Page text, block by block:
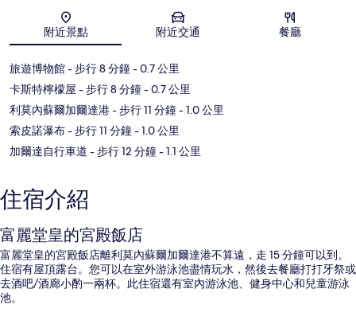
地圖
附近景點 附近交通 餐廳
旅遊博物館- 步行 8 分鐘- 0.7 公里
卡斯特檸檬屋 - 步行 8 分鐘- 0.7 公里
利莫內蘇爾加爾達港- 步行 11 分鐘- 1.0 公里
索皮諾瀑布- 步行 11 分鐘- 1.0 公里
加爾達自行車道 - 步行 12 分鐘- 1.1 公里
住宿介紹
富麗堂皇的宮殿飯店
富麗堂皇的宮殿飯店離利莫內蘇爾加爾達港不算遠，走 15 分鐘可以到。
住宿有屋頂露台。您可以在室外游泳池盡情玩水，然後去餐廳打打牙祭或
去酒吧/酒廊小酌一兩杯。此住宿還有室內游泳池、健身中心和兒童游泳
池。